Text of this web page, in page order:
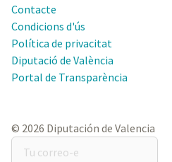
Contacte
Condicions d'ús
Política de privacitat
Diputació de València
Portal de Transparència
© 2026 Diputación de Valencia
Tu